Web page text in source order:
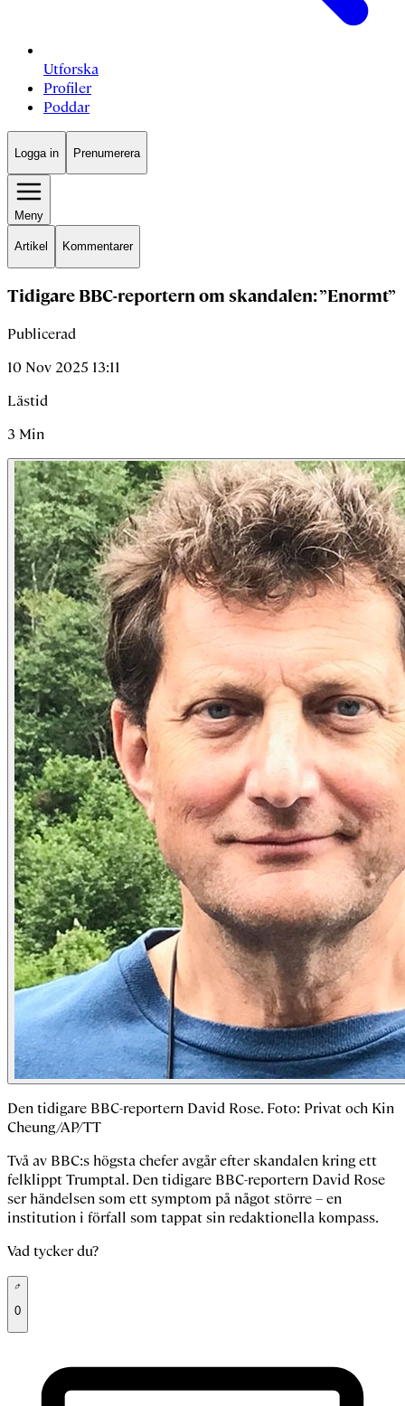
Utforska
Profiler
Poddar
Logga in Prenumerera
Meny
Artikel Kommentarer
Tidigare BBC-reportern om skandalen: ”Enormt”
Publicerad
10 Nov 2025 13:11
Lästid
3 Min
Den tidigare BBC-reportern David Rose. Foto: Privat och Kin
Cheung/AP/TT
Två av BBC:s högsta chefer avgår efter skandalen kring ett
felklippt Trumptal. Den tidigare BBC-reportern David Rose
ser händelsen som ett symptom på något större – en
institution i förfall som tappat sin redaktionella kompass.
Vad tycker du?
0